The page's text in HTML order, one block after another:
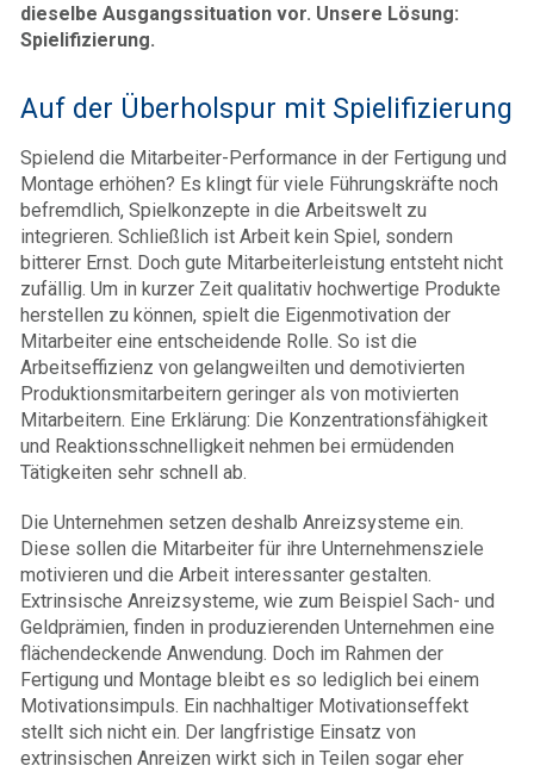
dieselbe Ausgangssituation vor. Unsere Lösung:
Spielifizierung.
Auf der Überholspur mit Spielifizierung
Spielend die Mitarbeiter-Performance in der Fertigung und
Montage erhöhen? Es klingt für viele Führungskräfte noch
befremdlich, Spielkonzepte in die Arbeitswelt zu
integrieren. Schließlich ist Arbeit kein Spiel, sondern
bitterer Ernst. Doch gute Mitarbeiterleistung entsteht nicht
zufällig. Um in kurzer Zeit qualitativ hochwertige Produkte
herstellen zu können, spielt die Eigenmotivation der
Mitarbeiter eine entscheidende Rolle. So ist die
Arbeitseffizienz von gelangweilten und demotivierten
Produktionsmitarbeitern geringer als von motivierten
Mitarbeitern. Eine Erklärung: Die Konzentrationsfähigkeit
und Reaktionsschnelligkeit nehmen bei ermüdenden
Tätigkeiten sehr schnell ab.
Die Unternehmen setzen deshalb Anreizsysteme ein.
Diese sollen die Mitarbeiter für ihre Unternehmensziele
motivieren und die Arbeit interessanter gestalten.
Extrinsische Anreizsysteme, wie zum Beispiel Sach- und
Geldprämien, finden in produzierenden Unternehmen eine
flächendeckende Anwendung. Doch im Rahmen der
Fertigung und Montage bleibt es so lediglich bei einem
Motivationsimpuls. Ein nachhaltiger Motivationseffekt
stellt sich nicht ein. Der langfristige Einsatz von
extrinsischen Anreizen wirkt sich in Teilen sogar eher